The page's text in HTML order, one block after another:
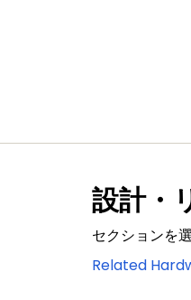
設計・
セクションを
Related